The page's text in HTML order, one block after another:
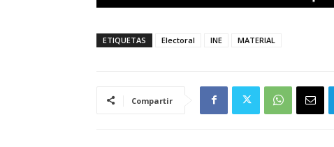
ETIQUETAS Electoral INE MATERIAL
Compartir